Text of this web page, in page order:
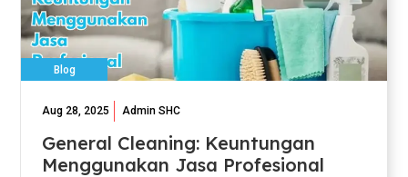
Blog
Aug 28, 2025 Admin SHC
General Cleaning: Keuntungan
Menggunakan Jasa Profesional